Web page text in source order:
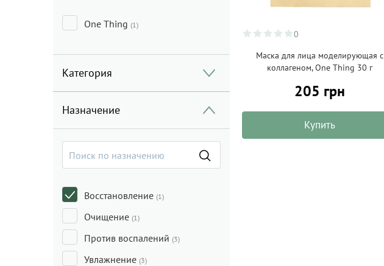
One Thing (1)
Категория
Назначение
Восстановление (1)
Очищение (1)
Против воспалений (3)
Увлажнение (3)
0
Маска для лица моделирующая с
коллагеном, One Thing 30 г
205 грн
Купить